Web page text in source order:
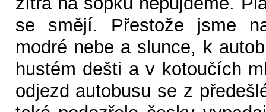
se smějí. Přestože jsme
modré nebe a slunce, k
hustém dešti a v kotoučích
odjezd autobusu se z